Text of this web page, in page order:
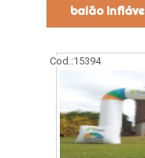
balão
Cod.:15394